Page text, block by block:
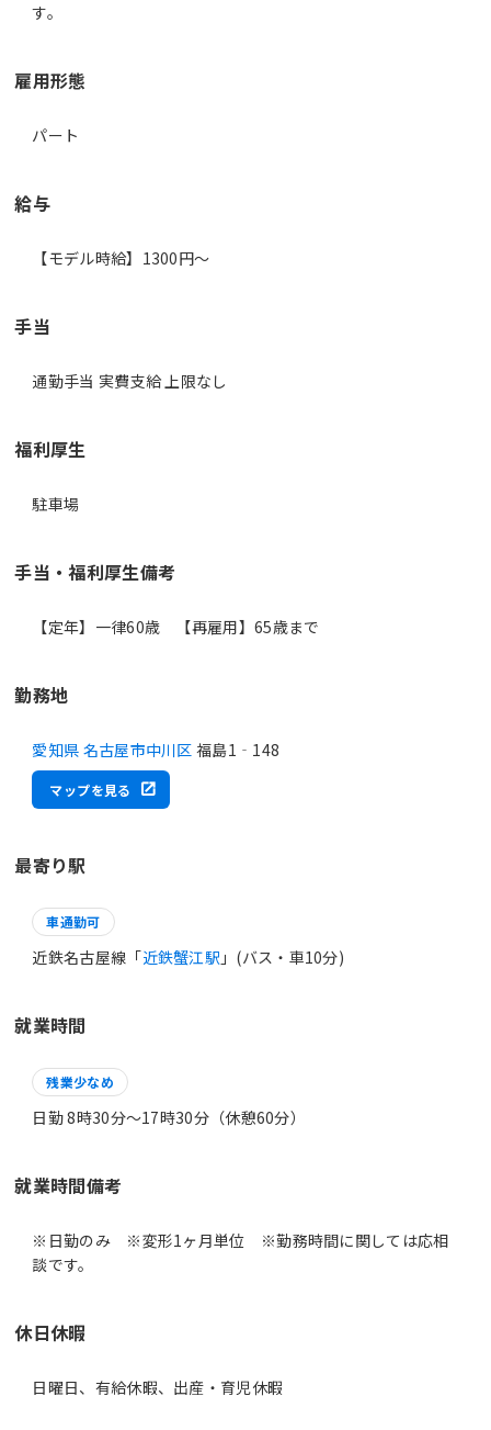
雇用形態
パート
給与
【モデル時給】1300円〜
手当
通勤手当 実費支給 上限なし
福利厚生
駐車場
手当・福利厚生備考
【定年】一律60歳 【再雇用】65歳まで
勤務地
愛知県 名古屋市中川区 福島1‐148
マップを見る
最寄り駅
車通勤可
近鉄名古屋線「近鉄蟹江駅 」(バス・車10分)
就業時間
残業少なめ
日勤 8時30分〜17時30分（休憩60分）
就業時間備考
※日勤のみ ※変形1ヶ月単位 ※勤務時間に関しては応相
休日休暇
日曜日、有給休暇、出産・育児休暇